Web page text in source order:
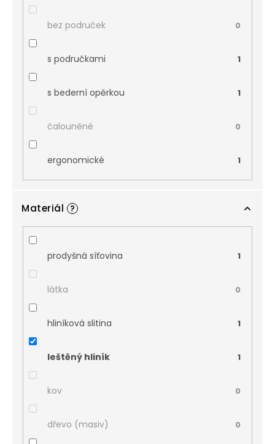
bez područek 0
s područkami 1
s bederní opěrkou 1
čalouněné 0
ergonomické 1
Materiál ?
prodyšná síťovina 1
látka 0
hliníková slitina 1
leštěný hliník 1
kov 0
dřevo (masiv) 0